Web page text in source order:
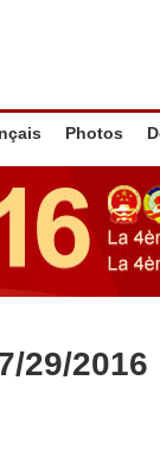
Photos
29/